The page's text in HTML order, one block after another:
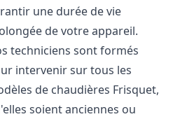
une durée de vie
de votre appareil.
techniciens sont formés
intervenir sur tous les
de chaudières Frisquet,
soient anciennes ou